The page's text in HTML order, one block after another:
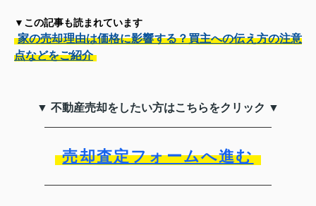
▼この記事も読まれています
家の売却理由は価格に影響する？買主への伝え方の注意
点などをご紹介
▼ 不動産売却をしたい方はこちらをクリック ▼
売却査定フォームへ進む